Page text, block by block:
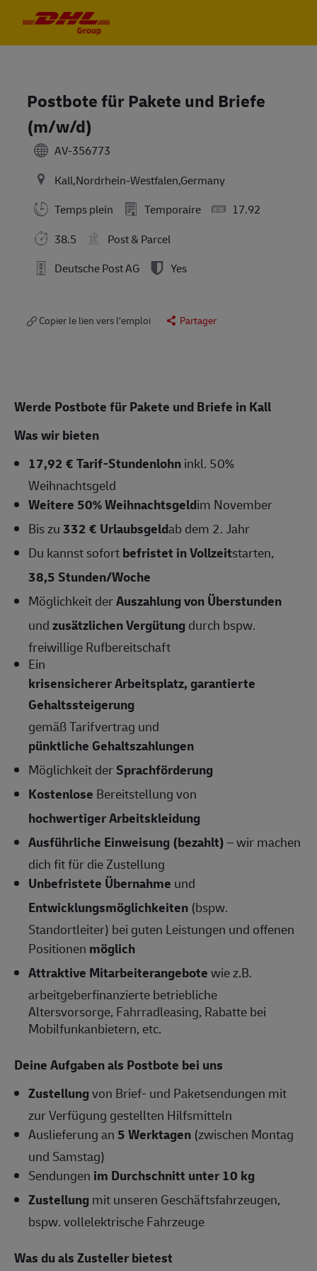
Postbote für Pakete und Briefe
(m/w/d)
AV-356773
Kall,Nordrhein-Westfalen,Germany
Temps plein
Temporaire
17.92
38.5
Post & Parcel
Deutsche Post AG
Yes
Copier le lien vers l’emploi Partager
Werde Postbote für Pakete und Briefe in Kall
Was wir bieten
17,92 € Tarif-Stundenlohninkl. 50%
Weihnachtsgeld
Weitere 50% Weihnachtsgeldim November
Bis zu332 € Urlaubsgeldab dem 2. Jahr
Du kannst sofortbefristet in Vollzeitstarten,
38,5 Stunden/Woche
Möglichkeit derAuszahlung von Überstunden
undzusätzlichen Vergütungdurch bspw.
freiwillige Rufbereitschaft
Ein
krisensicherer Arbeitsplatz, garantierte
Gehaltssteigerung
gemäß Tarifvertrag und
pünktliche Gehaltszahlungen
Möglichkeit derSprachförderung
Kostenlose Bereitstellung von
hochwertiger Arbeitskleidung
Ausführliche Einweisung (bezahlt)– wir machen
dich fit für die Zustellung
Unbefristete Übernahme und
Entwicklungsmöglichkeiten (bspw.
Standortleiter) bei guten Leistungen und offenen
Positionen möglich
Attraktive Mitarbeiterangebotewie z.B.
arbeitgeberfinanzierte betriebliche
Altersvorsorge, Fahrradleasing, Rabatte bei
Mobilfunkanbietern, etc.
Deine Aufgaben als Postbote bei uns
Zustellungvon Brief- und Paketsendungen mit
zur Verfügung gestellten Hilfsmitteln
Auslieferung an5 Werktagen (zwischen Montag
und Samstag)
Sendungen im Durchschnitt unter 10 kg
Zustellungmit unseren Geschäftsfahrzeugen,
bspw. vollelektrische Fahrzeuge
Was du als Zusteller bietest